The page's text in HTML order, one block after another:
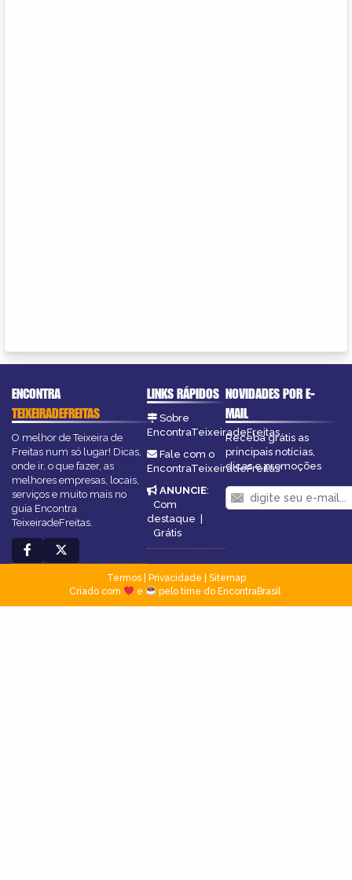
ENCONTRA
TEIXEIRADEFREITAS
O melhor de Teixeira de
Freitas num só lugar! Dicas,
onde ir, o que fazer, as
melhores empresas, locais,
serviços e muito mais no
guia Encontra
TeixeiradeFreitas.
LINKS RÁPIDOS
Sobre
EncontraTeixeiradeFreitas
Fale com o
EncontraTeixeiradeFreitas
ANUNCIE:
Com
destaque
Grátis
NOVIDADES POR E-
MAIL
Receba grátis as
principais notícias,
dicas e promoções
Termos| Privacidade
Sitemap
Criado com
e pelo time do EncontraBrasil